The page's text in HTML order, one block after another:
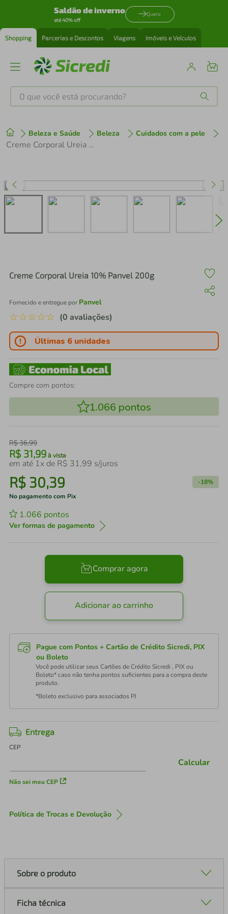
Saldão de inverno
até 40% off
Quero
Shopping Parcerias e Descontos Viagens Imóveis e Veículos
O que você está procurando?
Beleza e Saúde Beleza Cuidados com a pele
Creme Corporal Ureia 10% Panvel 200g
Creme Corporal Ureia 10% Panvel 200g
Fornecido e entregue por Panvel
☆☆☆☆☆ (0 avaliações)
Últimas 6 unidades
Compre com pontos:
1.066 pontos
R$36,99
R$ 31,99 à vista
em até 1x de R$ 31,99 s/juros
R$ 30,39 -18%
No pagamento com Pix
1.066 pontos
Ver formas de pagamento
Comprar agora
Adicionar ao carrinho
Pague com Pontos + Cartão de Crédito Sicredi, PIX
ou Boleto
Você pode utilizar seus Cartões de Crédito Sicredi , PIX ou
Boleto* caso não tenha pontos suficientes para a compra deste
produto.
*Boleto exclusivo para associados PJ
Entrega
CEP
Não sei meu CEP
Calcular
Política de Trocas e Devolução
Sobre o produto
Ficha técnica
1º tenis
perfume